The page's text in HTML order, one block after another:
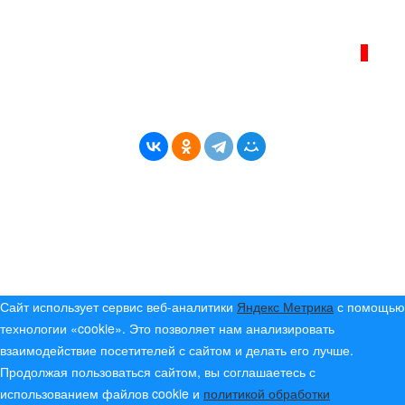
Сайт использует сервис веб-аналитики Яндекс Метрика с помощью
технологии «cookie». Это позволяет нам анализировать
взаимодействие посетителей с сайтом и делать его лучше.
Продолжая пользоваться сайтом, вы соглашаетесь с
использованием файлов cookie и политикой обработки